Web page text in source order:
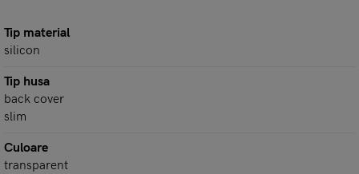
Tip material
silicon
Tip husa
back cover
slim
Culoare
transparent